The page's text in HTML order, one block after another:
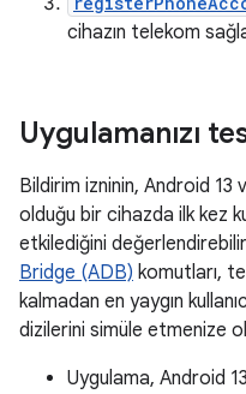
cihazın telekom
Uygulamanızı
Bildirim izninin, Android 13
olduğu bir cihazda ilk kez
etkilediğini
Bridge (ADB) komutları,
kalmadan en yaygın
dizilerini simüle etmenize
Uygulama, Android